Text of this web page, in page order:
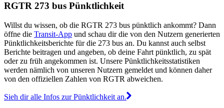
RGTR 273 bus Pünktlichkeit
Willst du wissen, ob die RGTR 273 bus pünktlich ankommt? Dann
öffne die Transit-App und schau dir die von den Nutzern generierten
Pünktlichkeitsberichte für die 273 bus an. Du kannst auch selbst
Berichte beitragen und angeben, ob deine Fahrt pünktlich, zu spät
oder zu früh angekommen ist. Unsere Pünktlichkeitsstatistiken
werden nämlich von unseren Nutzern gemeldet und können daher
von den offiziellen Zahlen von RGTR abweichen.
Sieh dir alle Infos zur Pünktlichkeit an.